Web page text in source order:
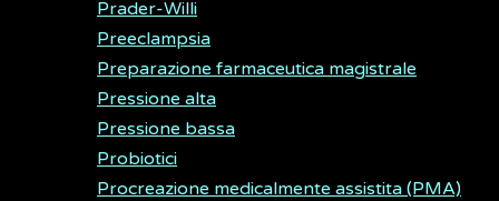
Prader-Willi
Preeclampsia
Preparazione farmaceutica magistrale
Pressione alta
Pressione bassa
Probiotici
Procreazione medicalmente assistita (PMA)